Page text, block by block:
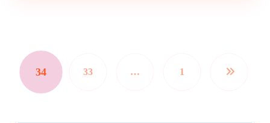
1
…
33
34